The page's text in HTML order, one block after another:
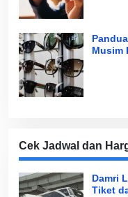
Musim
Cek Jadwal dan
Damri
Tiket